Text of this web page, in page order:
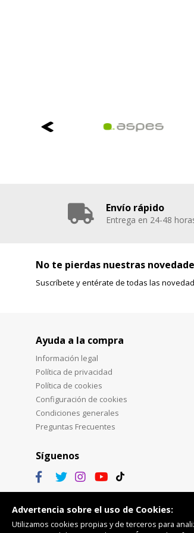
Envío rápido
Entrega en 24-48
No te pierdas nuestras
Suscríbete y entérate de todas las
Ayuda a la compra
Información legal
Política de privacidad
Política de cookies
Configuración de cookies
Condiciones generales
Preguntas Frecuentes
Síguenos
Advertencia sobre el uso de Cookies:
Utilizamos cookies propias y de terceros para